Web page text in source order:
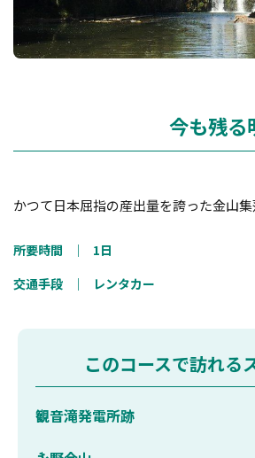
今も残る
かつて日本屈指の産出量を誇った金山
所要時間 ｜
1日
交通手段
｜ レンタカー
このコースで訪れる
観音滝発電所跡